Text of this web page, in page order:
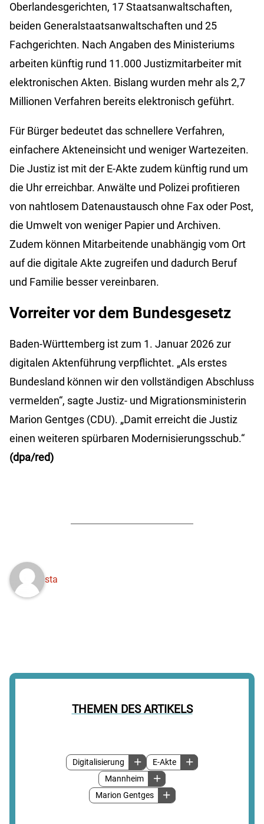
THEMEN DES ARTIKELS
Digitalisierung
E-Akte
Mannheim
Marion Gentges
Oberlandesgerichten, 17 Staatsanwaltschaften,
beiden Generalstaatsanwaltschaften und 25
Fachgerichten. Nach Angaben des Ministeriums
arbeiten künftig rund 11.000 Justizmitarbeiter mit
elektronischen Akten. Bislang wurden mehr als 2,7
Millionen Verfahren bereits elektronisch geführt.
Für Bürger bedeutet das schnellere Verfahren,
einfachere Akteneinsicht und weniger Wartezeiten.
Die Justiz ist mit der E-Akte zudem künftig rund um
die Uhr erreichbar. Anwälte und Polizei profitieren
von nahtlosem Datenaustausch ohne Fax oder Post,
die Umwelt von weniger Papier und Archiven.
Zudem können Mitarbeitende unabhängig vom Ort
auf die digitale Akte zugreifen und dadurch Beruf
und Familie besser vereinbaren.
Vorreiter vor dem Bundesgesetz
Baden-Württemberg ist zum 1. Januar 2026 zur
digitalen Aktenführung verpflichtet. „Als erstes
Bundesland können wir den vollständigen Abschluss
vermelden“, sagte Justiz- und Migrationsministerin
Marion Gentges (CDU). „Damit erreicht die Justiz
einen weiteren spürbaren Modernisierungsschub.“
(dpa/red)
sta